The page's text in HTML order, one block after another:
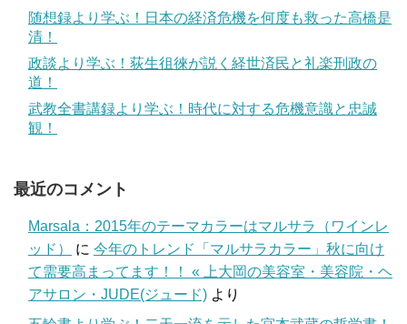
随想録より学ぶ！日本の経済危機を何度も救った高橋是
清！
政談より学ぶ！荻生徂徠が説く経世済民と礼楽刑政の
道！
武教全書講録より学ぶ！時代に対する危機意識と忠誠
観！
最近のコメント
Marsala：2015年のテーマカラーはマルサラ（ワインレ
ッド）
に 今年のトレンド「マルサラカラー」秋に向け
て需要高まってます！！ « 上大岡の美容室・美容院・ヘ
アサロン・JUDE(ジュード) より